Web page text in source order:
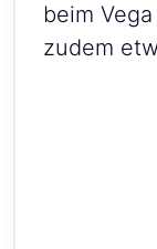
beim
zudem